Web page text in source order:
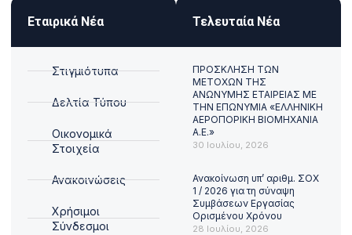
Εταιρικά Νέα
Στιγμιότυπα
Δελτία Τύπου
Οικονομικά
Στοιχεία
Ανακοινώσεις
Χρήσιμοι
Σύνδεσμοι
Τελευταία Νέα
ΠΡΟΣΚΛΗΣΗ ΤΩΝ
ΜΕΤΟΧΩΝ ΤΗΣ
ΑΝΩΝΥΜΗΣ ΕΤΑΙΡΕΙΑΣ ΜΕ
ΤΗΝ ΕΠΩΝΥΜΙΑ «ΕΛΛΗΝΙΚΗ
ΑΕΡΟΠΟΡΙΚΗ ΒΙΟΜΗΧΑΝΙΑ
Α.Ε.»
30 Ιουλίου, 2026
Ανακοίνωση υπ’ αριθμ. ΣΟΧ
1 / 2026 για τη σύναψη
Συμβάσεων Εργασίας
Ορισμένου Χρόνου
28 Ιουλίου, 2026